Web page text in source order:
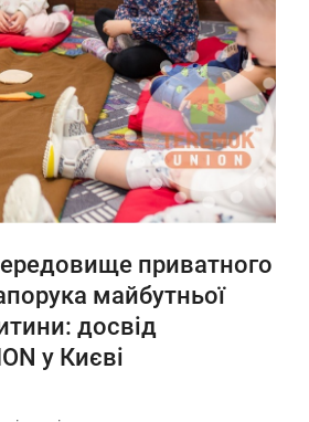
приватного
майбутньої
досвід
у Києві